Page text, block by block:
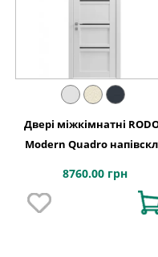
Двері міжкімнатні
Modern Quadro
8760.00 грн